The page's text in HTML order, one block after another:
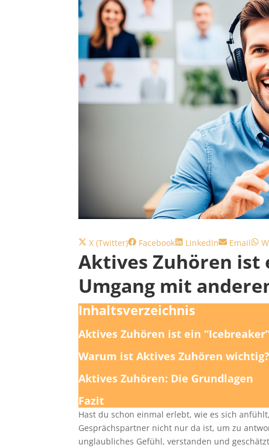
Share
on
X (Twitter)
Share
Facebook
Share
on
LinkedIn
Share
on
Email
Aktives Zuhören ist
Umgang mit
Inhaltsverzeichnis
Aktives Zuhören ist ein
Warum ist Aktives Zuhören wichtig?
Aktives Zuhören: Die Grundlagen
Fazit
Hast du schon einmal erlebt, wie es sich
Gesprächspartner nicht nur da ist, um zu
unglaubliches Gefühl, verstanden und